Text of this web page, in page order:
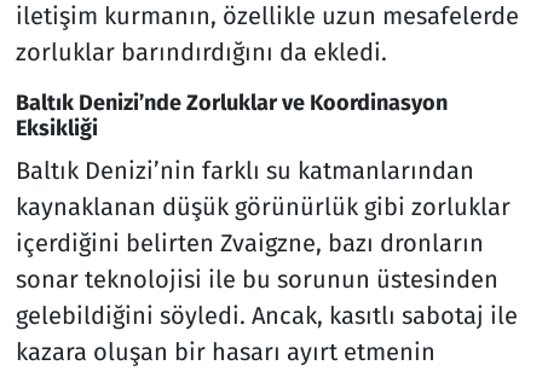
iletişim kurmanın, özellikle uzun mesafelerde
zorluklar barındırdığını da ekledi.
Baltık Denizi’nde Zorluklar ve Koordinasyon
Eksikliği
Baltık Denizi’nin farklı su katmanlarından
kaynaklanan düşük görünürlük gibi zorluklar
içerdiğini belirten Zvaigzne, bazı dronların
sonar teknolojisi ile bu sorunun üstesinden
gelebildiğini söyledi. Ancak, kasıtlı sabotaj ile
kazara oluşan bir hasarı ayırt etmenin